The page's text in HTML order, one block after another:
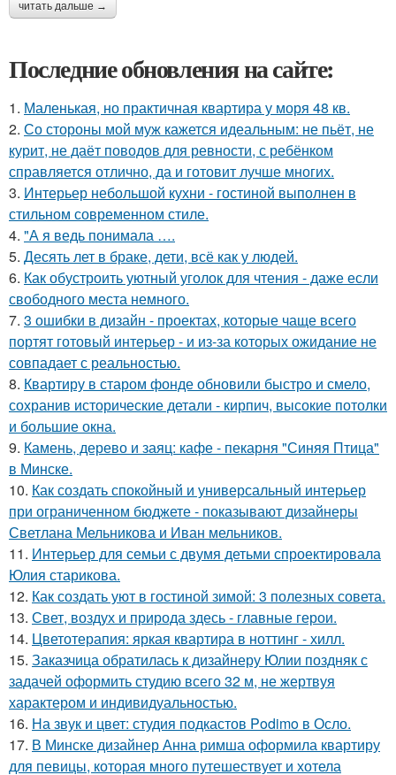
читать дальше →
Последние обновления на сайте:
1. Маленькая, но практичная квартира у моря 48 кв.
2. Со стороны мой муж кажется идеальным: не пьёт, не
курит, не даёт поводов для ревности, с ребёнком
справляется отлично, да и готовит лучше многих.
3. Интерьер небольшой кухни - гостиной выполнен в
стильном современном стиле.
4. "А я ведь понимала ….
5. Десять лет в браке, дети, всё как у людей.
6. Как обустроить уютный уголок для чтения - даже если
свободного места немного.
7. 3 ошибки в дизайн - проектах, которые чаще всего
портят готовый интерьер - и из-за которых ожидание не
совпадает с реальностью.
8. Квартиру в старом фонде обновили быстро и смело,
сохранив исторические детали - кирпич, высокие потолки
и большие окна.
9. Камень, дерево и заяц: кафе - пекарня "Синяя Птица"
в Минске.
10. Как создать спокойный и универсальный интерьер
при ограниченном бюджете - показывают дизайнеры
Светлана Мельникова и Иван мельников.
11. Интерьер для семьи с двумя детьми спроектировала
Юлия старикова.
12. Как создать уют в гостиной зимой: 3 полезных совета.
13. Свет, воздух и природа здесь - главные герои.
14. Цветотерапия: яркая квартира в ноттинг - хилл.
15. Заказчица обратилась к дизайнеру Юлии поздняк с
задачей оформить студию всего 32 м, не жертвуя
характером и индивидуальностью.
16. На звук и цвет: студия подкастов Podimo в Осло.
17. В Минске дизайнер Анна римша оформила квартиру
для певицы, которая много путешествует и хотела